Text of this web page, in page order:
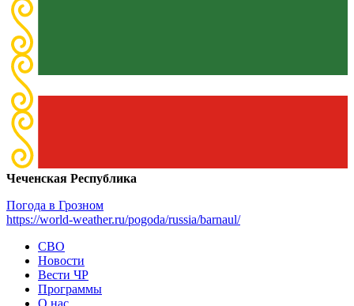
Чеченская Республика
Погода в Грозном
https://world-weather.ru/pogoda/russia/barnaul/
СВО
Новости
Вести ЧР
Программы
О нас